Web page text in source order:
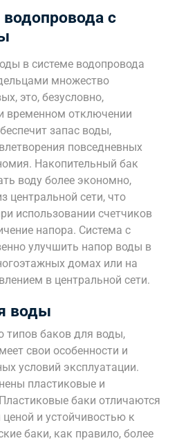
с
в системе водопровода
множество
это, безусловно,
временном отключении
запас воды,
повседневных
Накопительный бак
воду более экономно,
центральной сети, что
использовании счетчиков
напора. Система с
улучшить напор воды в
домах или на
в центральной сети.
воды
типов баков для воды,
свои особенности и
условий эксплуатации.
пластиковые и
баки отличаются
и устойчивостью к
баки, как правило, более